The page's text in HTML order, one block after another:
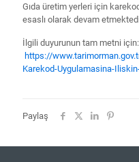
Gıda üretim yerleri için
esaslı olarak devam
İlgili duyurunun tam metni için:
https://
Karekod-Uygulamasina-
Paylaş